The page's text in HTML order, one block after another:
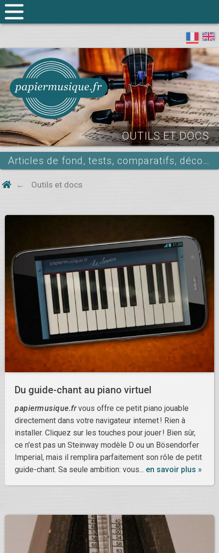
OUTILS ET DOCS
Articles de fond, tests, comparatifs, découvertes et autres curiosités …
Outils et docs
Du guide-chant au piano virtuel
papiermusique.frvous offre ce petit piano jouable
directement dans votre navigateur internet ! Rien à
installer. Cliquez sur les touches pour jouer ! Bien sûr,
ce n'est pas un Steinway modèle D ou un Bösendorfer
Imperial, mais il remplira parfaitement son rôle de petit
guide-chant. Sa seule ambition: vous... en savoir plus »